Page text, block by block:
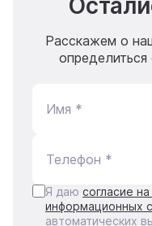
Расскажем о
Имя *
Телефон *
Я даю согласие
информационных
автоматических